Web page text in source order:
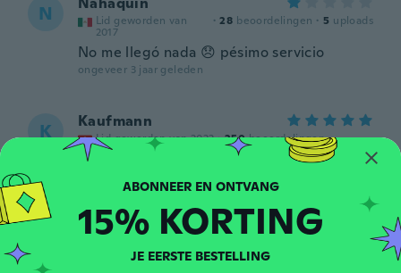
N
Lid geworden van
2017
· 28 beoordelingen · 5 uploads
No me llegó nada 😞 pésimo servicio
ongeveer 3 jaar geleden
K Kaufmann
Lid geworden van 2022 · 250 beoordelingen
Süsse teile
真一
ongeveer 4 jaar geleden
ABONNEER EN ONTVANG
15% KORTING
JE EERSTE BESTELLING